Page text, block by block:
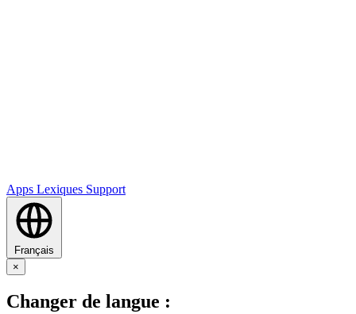
Apps Lexiques Support
Français
×
Changer de langue :